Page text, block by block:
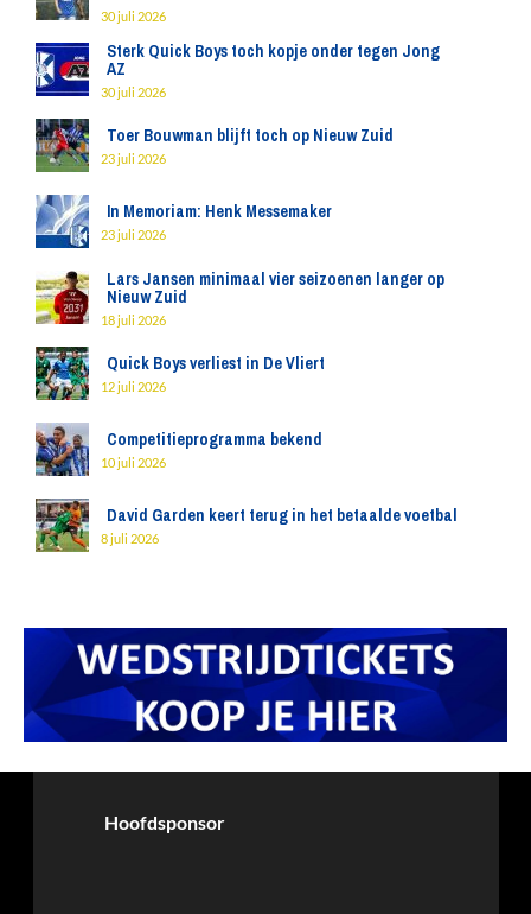
30 juli 2026
Sterk Quick Boys toch kopje onder tegen Jong
AZ
30 juli 2026
Toer Bouwman blijft toch op Nieuw Zuid
23 juli 2026
In Memoriam: Henk Messemaker
23 juli 2026
Lars Jansen minimaal vier seizoenen langer op
Nieuw Zuid
18 juli 2026
Quick Boys verliest in De Vliert
12 juli 2026
Competitieprogramma bekend
10 juli 2026
David Garden keert terug in het betaalde voetbal
8 juli 2026
Hoofdsponsor